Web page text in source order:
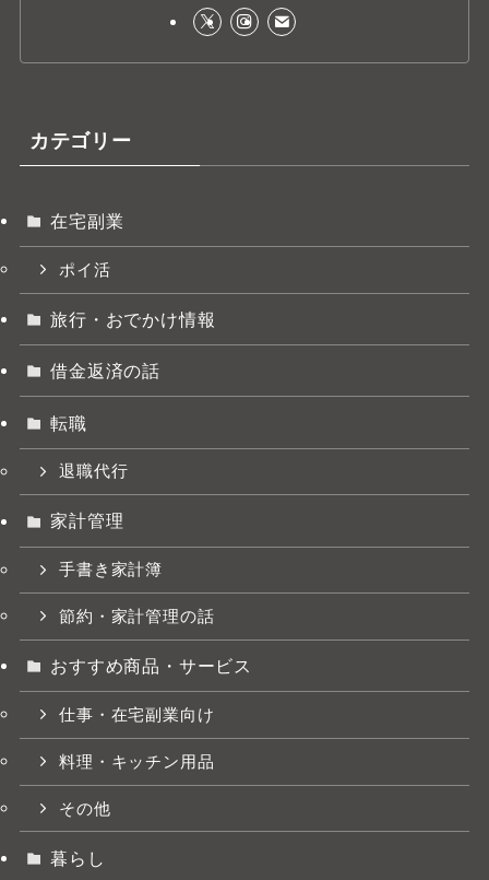
カテゴリー
在宅副業
ポイ活
旅行・おでかけ情報
借金返済の話
転職
退職代行
家計管理
手書き家計簿
節約・家計管理の話
おすすめ商品・サービス
仕事・在宅副業向け
料理・キッチン用品
その他
暮らし